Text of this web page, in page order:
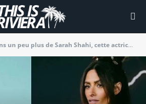
plus de Sarah Shahi, cette actrice qui brille de mille feux dans la série « Sex/Life » de Netflix